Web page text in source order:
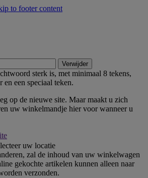
to footer content
Verwijder
sterk is, met minimaal 8 tekens,
een speciaal teken.
op de nieuwe site. Maar maakt u zich
uw winkelmandje hier voor wanneer u
uw locatie
zal de inhoud van uw winkelwagen
gekochte artikelen kunnen alleen naar
verzonden.